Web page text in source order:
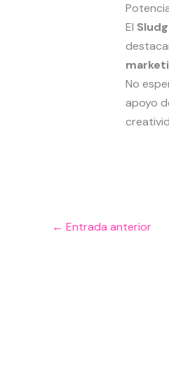
El
No
apoyo
← Entrada anterior